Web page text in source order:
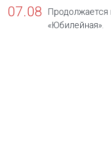
07.08
«Юбилейная».